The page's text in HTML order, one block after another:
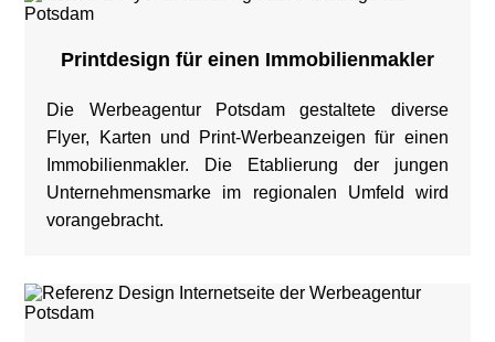
Printdesign für einen Immobilienmakler
Die Werbeagentur Potsdam gestaltete diverse
Flyer, Karten und Print-Werbeanzeigen für einen
Immobilienmakler. Die Etablierung der jungen
Unternehmensmarke im regionalen Umfeld wird
vorangebracht.